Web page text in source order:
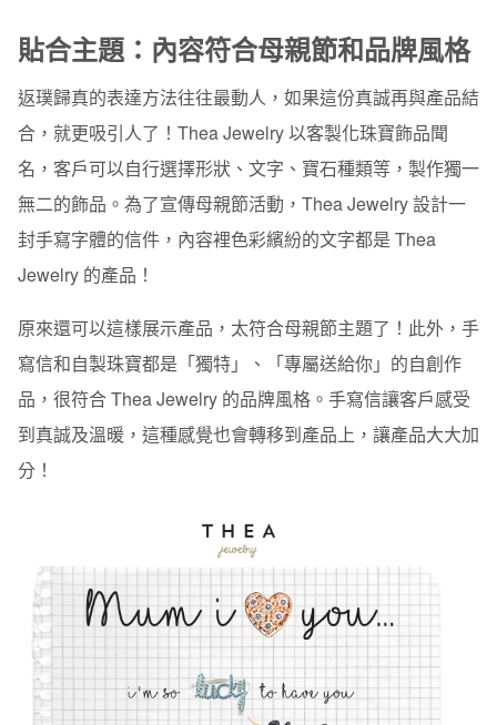
貼合主題：內容符合母親節和品牌風格
返璞歸真的表達方法往往最動人，如果這份真誠再與產品結
合，就更吸引人了！Thea Jewelry 以客製化珠寶飾品聞
名，客戶可以自行選擇形狀、文字、寶石種類等，製作獨一
無二的飾品。為了宣傳母親節活動，Thea Jewelry 設計一
封手寫字體的信件，內容裡色彩繽紛的文字都是 Thea
Jewelry 的產品！
原來還可以這樣展示產品，太符合母親節主題了！此外，手
寫信和自製珠寶都是「獨特」、「專屬送給你」的自創作
品，很符合 Thea Jewelry 的品牌風格。手寫信讓客戶感受
到真誠及溫暖，這種感覺也會轉移到產品上，讓產品大大加
分！